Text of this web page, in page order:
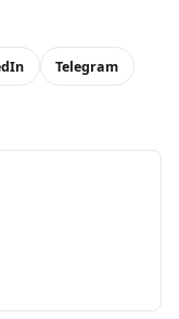
Telegram